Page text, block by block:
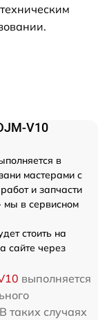
V10
в
мастерами с
и запчасти
мы в сервисном
стоить на
сайте через
выполняется
таких случаях